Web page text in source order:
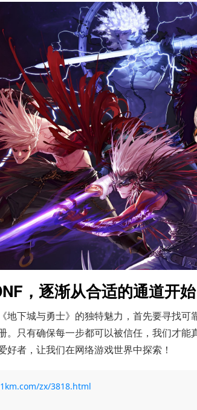
，逐渐从合适的通道开始
地下城与勇士》的独特魅力，首先要寻找可
。只有确保每一步都可以被信任，我们才
好者，让我们在网络游戏世界中探索！
zx/3818.html